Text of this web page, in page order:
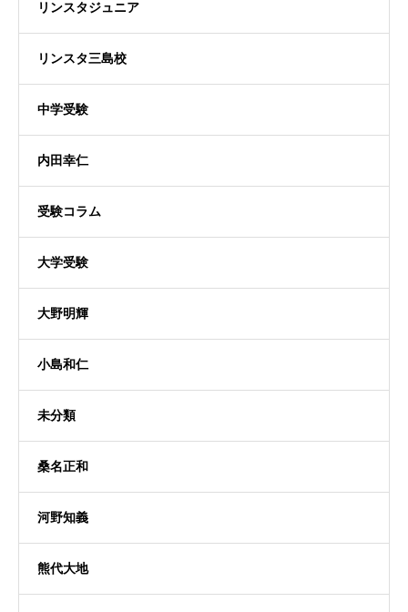
リンスタジュニア
リンスタ三島校
中学受験
内田幸仁
受験コラム
大学受験
大野明輝
小島和仁
未分類
桑名正和
河野知義
熊代大地